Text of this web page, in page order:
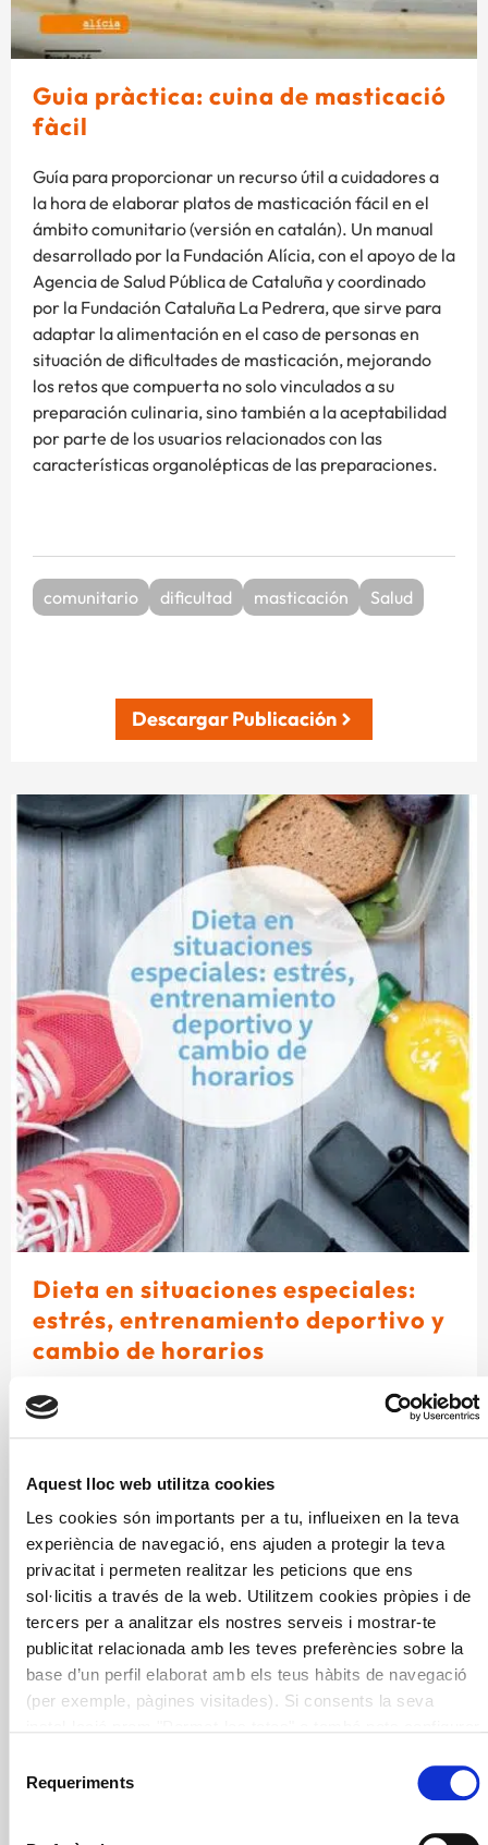
Aquest lloc web utilitza cookies
Les cookies són importants per a tu, influeixen en la teva
experiència de navegació, ens ajuden a protegir la teva
privacitat i permeten realitzar les peticions que ens
sol·licitis a través de la web. Utilitzem cookies pròpies i de
tercers per a analitzar els nostres serveis i mostrar-te
publicitat relacionada amb les teves preferències sobre la
base d’un perfil elaborat amb els teus hàbits de navegació
(per exemple, pàgines visitades). Si consents la seva
la nostraPolítica de Cookies
Requeriments
Guia pràctica: cuina de masticació
fàcil
Guía para proporcionar un recurso útil a cuidadores a
la hora de elaborar platos de masticación fácil en el
ámbito comunitario (versión en catalán). Un manual
desarrollado por la Fundación Alícia, con el apoyo de la
Agencia de Salud Pública de Cataluña y coordinado
por la Fundación Cataluña La Pedrera, que sirve para
adaptar la alimentación en el caso de personas en
situación de dificultades de masticación, mejorando
los retos que compuerta no solo vinculados a su
preparación culinaria, sino también a la aceptabilidad
por parte de los usuarios relacionados con las
características organolépticas de las preparaciones.
comunitario dificultad masticación Salud
Descargar Publicación
Dieta en situaciones especiales:
estrés, entrenamiento deportivo y
cambio de horarios
Sexta monografia realizada por Alícia con la
colaboración de Laboratorios Thea, sobre la dieta en
Deporte dieta